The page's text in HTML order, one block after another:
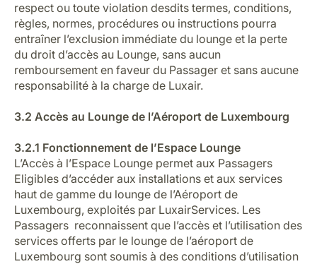
respect ou toute violation desdits termes, conditions,
règles, normes, procédures ou instructions pourra
entraîner l’exclusion immédiate du lounge et la perte
du droit d’accès au Lounge, sans aucun
remboursement en faveur du Passager et sans aucune
responsabilité à la charge de Luxair.
3.2 Accès au Lounge de l’Aéroport de Luxembourg
3.2.1 Fonctionnement de l’Espace Lounge
L’Accès à l’Espace Lounge permet aux Passagers
Eligibles d’accéder aux installations et aux services
haut de gamme du lounge de l’Aéroport de
Luxembourg, exploités par LuxairServices. Les
Passagers reconnaissent que l’accès et l’utilisation des
services offerts par le lounge de l’aéroport de
Luxembourg sont soumis à des conditions d’utilisation